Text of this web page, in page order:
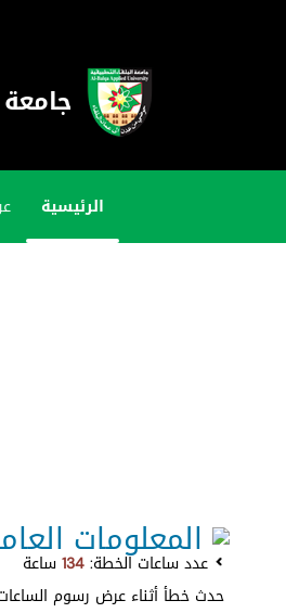
الرئيسية
المعلومات
عدد ساعات الخطة:134ساعة
حدث خطأ أثناء عرض رسوم